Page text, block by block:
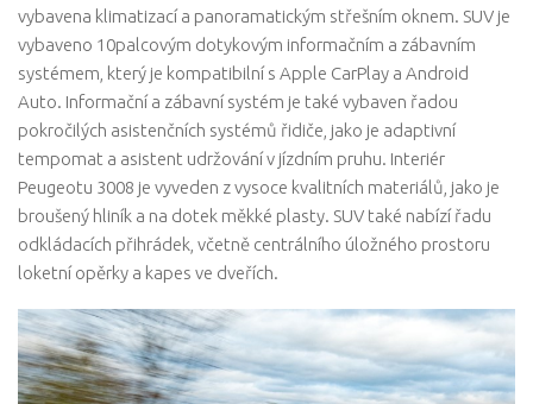
vybavena klimatizací a panoramatickým střešním oknem. SUV je
vybaveno 10palcovým dotykovým informačním a zábavním
systémem, který je kompatibilní s Apple CarPlay a Android
Auto. Informační a zábavní systém je také vybaven řadou
pokročilých asistenčních systémů řidiče, jako je adaptivní
tempomat a asistent udržování v jízdním pruhu. Interiér
Peugeotu 3008 je vyveden z vysoce kvalitních materiálů, jako je
broušený hliník a na dotek měkké plasty. SUV také nabízí řadu
odkládacích přihrádek, včetně centrálního úložného prostoru
loketní opěrky a kapes ve dveřích.